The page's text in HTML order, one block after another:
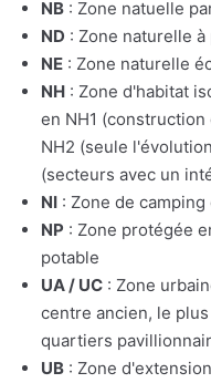
NB : Zone natuelle
ND : Zone naturelle
NE : Zone naturelle
NH : Zone d'habitat
en NH1
NH2 (seule
(secteurs avec un
NI : Zone de
NP : Zone protégée
potable
UA / UC : Zone
centre ancien, le
quartiers
UB : Zone